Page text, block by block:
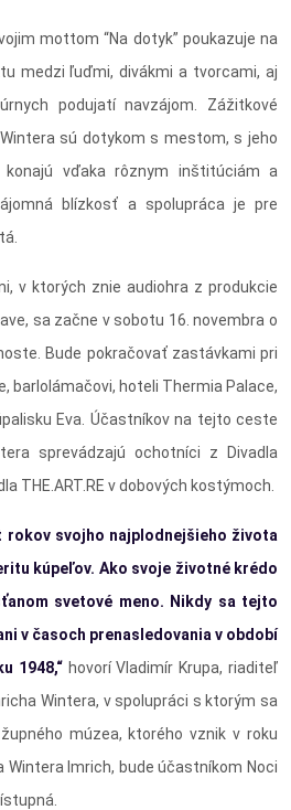
mottom “Na dotyk” poukazuje na
medzi ľuďmi, divákmi a tvorcami, aj
podujatí navzájom. Zážitkové
sú dotykom s mestom, s jeho
konajú vďaka rôznym inštitúciám a
blízkosť a spolupráca je pre
v ktorých znie audiohra z produkcie
sa začne v sobotu 16. novembra o
Bude pokračovať zastávkami pri
barlolámačovi, hoteli Thermia Palace,
Eva. Účastníkov na tejto ceste
sprevádzajú ochotníci z Divadla
THE.ART.RE v dobových kostýmoch.
rokov svojho najplodnejšieho života
kúpeľov. Ako svoje životné krédo
svetové meno. Nikdy sa tejto
v časoch prenasledovania v období
1948,“hovorí Vladimír Krupa, riaditeľ
Wintera, v spolupráci s ktorým sa
múzea, ktorého vznik v roku
Wintera Imrich, bude účastníkom Noci